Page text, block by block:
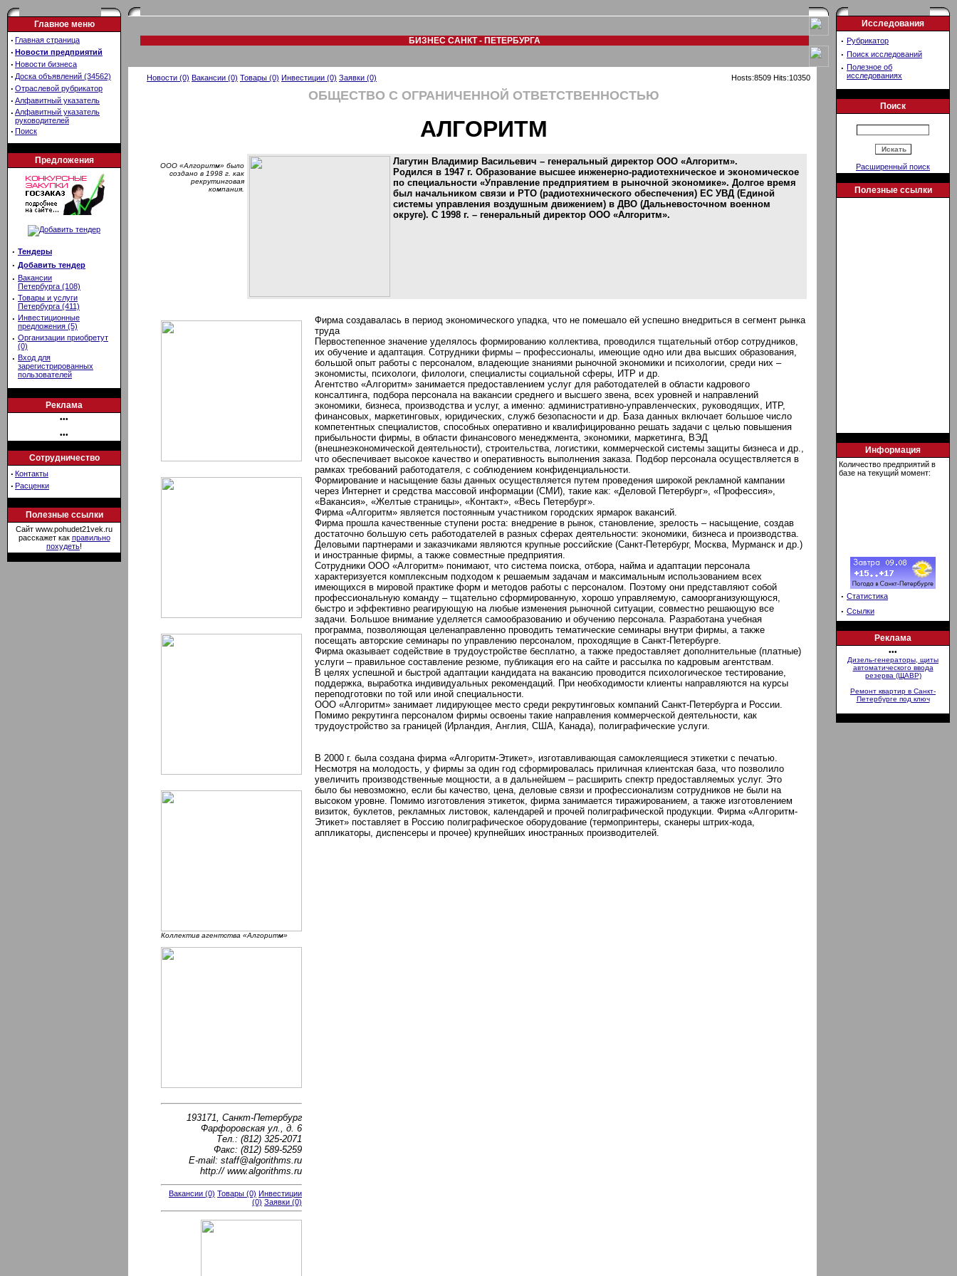
Главное меню
· Главная страница
· Новости предприятий
· Новости бизнеса
· Доска объявлений (34562)
· Отраслевой рубрикатор
· Алфавитный указатель
· Алфавитный указатель
руководителей
· Поиск
Предложения
· Тендеры
· Добавить тендер
· Вакансии
Петербурга (108)
· Товары и услуги
Петербурга (411)
· Инвестиционные
предложения (5)
· Организации приобретут
(0)
· Вход для
зарегистрированных
пользователей
Реклама
•••
•••
Сотрудничество
· Контакты
· Расценки
Полезные ссылки
Сайт www.pohudet21vek.ru
расскажет как правильно
похудеть!
БИЗНЕС САНКТ - ПЕТЕРБУРГА
Новости (0) Вакансии (0) Товары (0) Инвестиции (0) Заявки (0) Hosts:8509 Hits:10350
ОБЩЕСТВО С ОГРАНИЧЕННОЙ ОТВЕТСТВЕННОСТЬЮ
АЛГОРИТМ
ООО «Алгоритм» было
создано в 1998 г. как
рекрутинговая
компания.
Лагутин Владимир Васильевич – генеральный директор ООО «Алгоритм».
Родился в 1947 г. Образование высшее инженерно-радиотехническое и экономическое
по специальности «Управление предприятием в рыночной экономике». Долгое время
был начальником связи и РТО (радиотехнического обеспечения) ЕС УВД (Единой
системы управления воздушным движением) в ДВО (Дальневосточном военном
округе). С 1998 г. – генеральный директор ООО «Алгоритм».
Коллектив агентства «Алгоритм»
Фирма создавалась в период экономического упадка, что не помешало ей успешно внедриться в сегмент рынка
труда
Первостепенное значение уделялось формированию коллектива, проводился тщательный отбор сотрудников,
их обучение и адаптация. Сотрудники фирмы – профессионалы, имеющие одно или два высших образования,
большой опыт работы с персоналом, владеющие знаниями рыночной экономики и психологии, среди них –
экономисты, психологи, филологи, специалисты социальной сферы, ИТР и др.
Агентство «Алгоритм» занимается предоставлением услуг для работодателей в области кадрового
консалтинга, подбора персонала на вакансии среднего и высшего звена, всех уровней и направлений
экономики, бизнеса, производства и услуг, а именно: административно-управленческих, руководящих, ИТР,
финансовых, маркетинговых, юридических, служб безопасности и др. База данных включает большое число
компетентных специалистов, способных оперативно и квалифицированно решать задачи с целью повышения
прибыльности фирмы, в области финансового менеджмента, экономики, маркетинга, ВЭД
(внешнеэкономической деятельности), строительства, логистики, коммерческой системы защиты бизнеса и др.,
что обеспечивает высокое качество и оперативность выполнения заказа. Подбор персонала осуществляется в
рамках требований работодателя, с соблюдением конфиденциальности.
Формирование и насыщение базы данных осуществляется путем проведения широкой рекламной кампании
через Интернет и средства массовой информации (СМИ), такие как: «Деловой Петербург», «Профессия»,
«Вакансия», «Желтые страницы», «Контакт», «Весь Петербург».
Фирма «Алгоритм» является постоянным участником городских ярмарок вакансий.
Фирма прошла качественные ступени роста: внедрение в рынок, становление, зрелость – насыщение, создав
достаточно большую сеть работодателей в разных сферах деятельности: экономики, бизнеса и производства.
Деловыми партнерами и заказчиками являются крупные российские (Санкт-Петербург, Москва, Мурманск и др.)
и иностранные фирмы, а также совместные предприятия.
Сотрудники ООО «Алгоритм» понимают, что система поиска, отбора, найма и адаптации персонала
характеризуется комплексным подходом к решаемым задачам и максимальным использованием всех
имеющихся в мировой практике форм и методов работы с персоналом. Поэтому они представляют собой
профессиональную команду – тщательно сформированную, хорошо управляемую, самоорганизующуюся,
быстро и эффективно реагирующую на любые изменения рыночной ситуации, совместно решающую все
задачи. Большое внимание уделяется самообразованию и обучению персонала. Разработана учебная
программа, позволяющая целенаправленно проводить тематические семинары внутри фирмы, а также
посещать авторские семинары по управлению персоналом, проходящие в Санкт-Петербурге.
Фирма оказывает содействие в трудоустройстве бесплатно, а также предоставляет дополнительные (платные)
услуги – правильное составление резюме, публикация его на сайте и рассылка по кадровым агентствам.
В целях успешной и быстрой адаптации кандидата на вакансию проводится психологическое тестирование,
поддержка, выработка индивидуальных рекомендаций. При необходимости клиенты направляются на курсы
переподготовки по той или иной специальности.
ООО «Алгоритм» занимает лидирующее место среди рекрутинговых компаний Санкт-Петербурга и России.
Помимо рекрутинга персоналом фирмы освоены такие направления коммерческой деятельности, как
трудоустройство за границей (Ирландия, Англия, США, Канада), полиграфические услуги.
В 2000 г. была создана фирма «Алгоритм-Этикет», изготавливающая самоклеящиеся этикетки с печатью.
Несмотря на молодость, у фирмы за один год сформировалась приличная клиентская база, что позволило
увеличить производственные мощности, а в дальнейшем – расширить спектр предоставляемых услуг. Это
было бы невозможно, если бы качество, цена, деловые связи и профессионализм сотрудников не были на
высоком уровне. Помимо изготовления этикеток, фирма занимается тиражированием, а также изготовлением
визиток, буклетов, рекламных листовок, календарей и прочей полиграфической продукции. Фирма «Алгоритм-
Этикет» поставляет в Россию полиграфическое оборудование (термопринтеры, сканеры штрих-кода,
аппликаторы, диспенсеры и прочее) крупнейших иностранных производителей.
193171, Санкт-Петербург
Фарфоровская ул., д. 6
Тел.: (812) 325-2071
Факс: (812) 589-5259
Е-mail: staff@algorithms.ru
http:// www.algorithms.ru
Вакансии (0) Товары (0) Инвестиции
(0) Заявки (0)
Исследования
· Рубрикатор
· Поиск исследований
· Полезное об
исследованиях
Поиск
Расширенный поиск
Полезные ссылки
Информация
Количество предприятий в
базе на текущий момент:
· Статистика
· Ссылки
Реклама
•••
Дизель-генераторы, щиты
автоматического ввода
резерва (ЩАВР)
Ремонт квартир в Санкт-
Петербурге под ключ